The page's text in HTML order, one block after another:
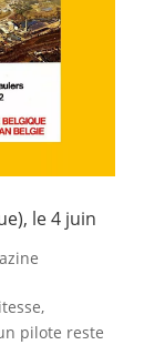
le 4 juin
pilote reste